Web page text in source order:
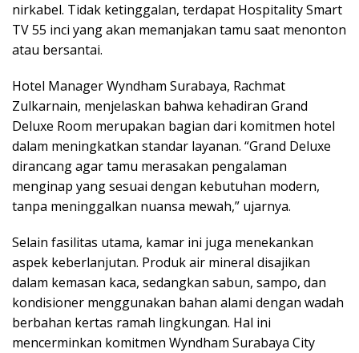
nirkabel. Tidak ketinggalan, terdapat Hospitality Smart
TV 55 inci yang akan memanjakan tamu saat menonton
atau bersantai.
Hotel Manager Wyndham Surabaya, Rachmat
Zulkarnain, menjelaskan bahwa kehadiran Grand
Deluxe Room merupakan bagian dari komitmen hotel
dalam meningkatkan standar layanan. “Grand Deluxe
dirancang agar tamu merasakan pengalaman
menginap yang sesuai dengan kebutuhan modern,
tanpa meninggalkan nuansa mewah,” ujarnya.
Selain fasilitas utama, kamar ini juga menekankan
aspek keberlanjutan. Produk air mineral disajikan
dalam kemasan kaca, sedangkan sabun, sampo, dan
kondisioner menggunakan bahan alami dengan wadah
berbahan kertas ramah lingkungan. Hal ini
mencerminkan komitmen Wyndham Surabaya City